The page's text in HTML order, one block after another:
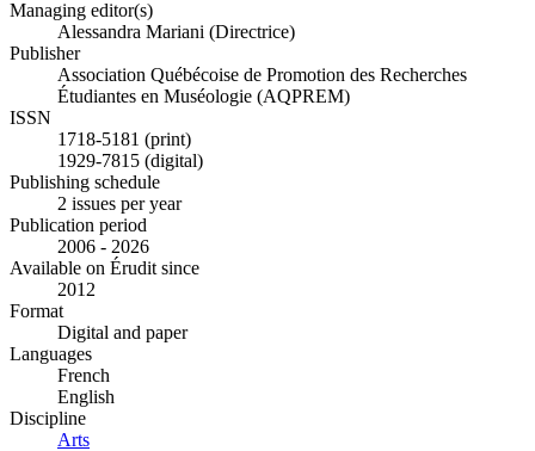
Managing editor(s)
Alessandra Mariani (Directrice)
Publisher
Association Québécoise de Promotion des Recherches
Étudiantes en Muséologie (AQPREM)
ISSN
1718-5181 (print)
1929-7815 (digital)
Publishing schedule
2 issues per year
Publication period
2006 - 2026
Available on Érudit since
2012
Format
Digital and paper
Languages
French
English
Discipline
Arts